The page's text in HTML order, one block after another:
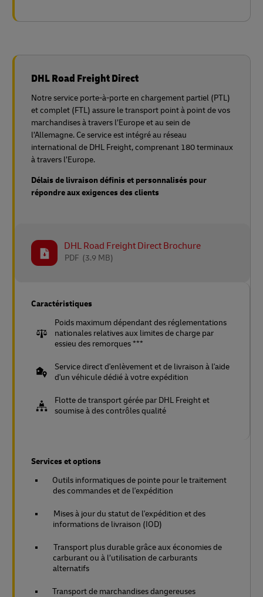
DHL Road Freight Direct
Notre service porte-à-porte en chargement partiel (PTL)
et complet (FTL) assure le transport point à point de vos
marchandises à travers l’Europe et au sein de
l’Allemagne. Ce service est intégré au réseau
international de DHL Freight, comprenant 180 terminaux
à travers l’Europe.
Délais de livraison définis et personnalisés pour
répondre aux exigences des clients
DHL Road Freight Direct Brochure
(3.9 MB)
PDF
Caractéristiques
Poids maximum dépendant des réglementations
nationales relatives aux limites de charge par
essieu des remorques ***
Service direct d'enlèvement et de livraison à l'aide
d'un véhicule dédié à votre expédition
Flotte de transport gérée par DHL Freight et
soumise à des contrôles qualité
Services et options
Outils informatiques de pointe pour le traitement
des commandes et de l'expédition
Mises à jour du statut de l'expédition et des
informations de livraison (IOD)
Transport plus durable grâce aux économies de
carburant ou à l’utilisation de carburants
alternatifs
Transport de marchandises dangereuses